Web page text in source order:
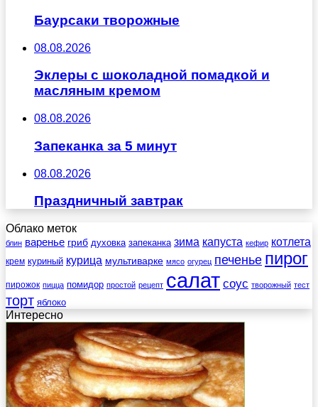
Баурсаки творожные
08.08.2026
Эклеры с шоколадной помадкой и
масляным кремом
08.08.2026
Запеканка за 5 минут
08.08.2026
Праздничный завтрак
Облако меток
блин варенье гриб духовка запеканка зима капуста кефир котлета
крем куриный курица мультиварке мясо огурец печенье пирог
пирожок пицца помидор простой рецепт салат соус творожный тест
торт яблоко
Интересно